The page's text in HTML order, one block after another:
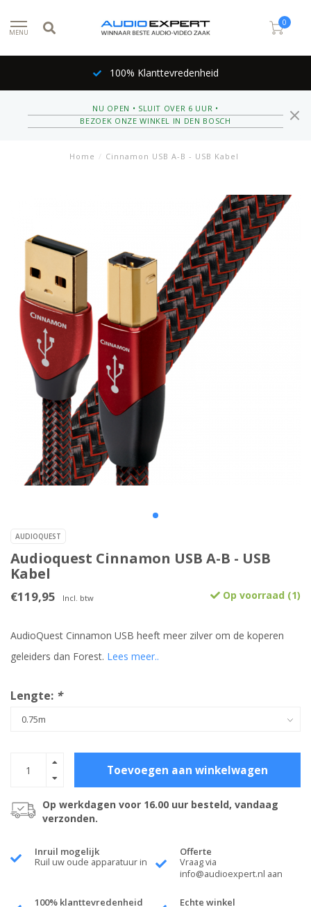
MENU
0
100% Klanttevredenheid
NU OPEN • SLUIT OVER 6 UUR •
BEZOEK ONZE WINKEL IN DEN BOSCH
Home / Cinnamon USB A-B - USB Kabel
AUDIOQUEST
Audioquest Cinnamon USB A-B - USB
Kabel
€119,95 Incl. btw Op voorraad (1)
AudioQuest Cinnamon USB heeft meer zilver om de koperen
geleiders dan Forest. Lees meer..
Lengte: *
Toevoegen aan winkelwagen
Op werkdagen voor 16.00 uur besteld, vandaag
verzonden.
Inruil mogelijk
Ruil uw oude apparatuur in
Offerte
Vraag via
info@audioexpert.nl aan
100% klanttevredenheid Echte winkel